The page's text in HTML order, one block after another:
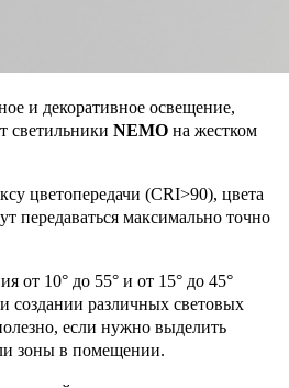
и декоративное освещение,
светильники NEMO на жестком
цветопередачи (CRI>90), цвета
передаваться максимально точно
от 10° до 55° и от 15° до 45°
создании различных световых
если нужно выделить
зоны в помещении.